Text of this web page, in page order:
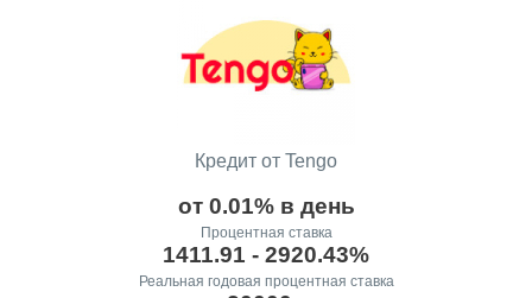
Кредит от Tengo
от 0.01% в день
Процентная ставка
1411.91 - 2920.43%
Реальная годовая процентная ставка